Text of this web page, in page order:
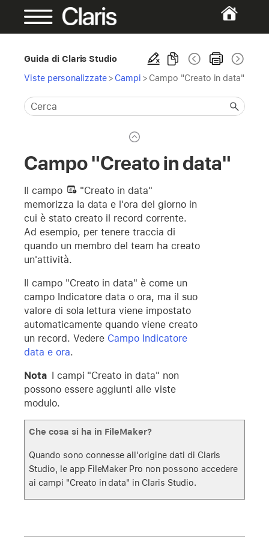
Guida di Claris Studio
Viste personalizzate> Campi > Campo "Creato in data"
Campo "Creato in data"
Il campo
"Creato in data"
memorizza la data e l'ora del giorno in
cui è stato creato il record corrente.
Ad esempio, per tenere traccia di
quando un membro del team ha creato
un'attività.
Il campo "Creato in data" è come un
campo Indicatore data o ora, ma il suo
valore di sola lettura viene impostato
automaticamente quando viene creato
un record. Vedere Campo Indicatore
data e ora.
Nota I campi "Creato in data" non
possono essere aggiunti alle viste
modulo.
Che cosa si ha in FileMaker?
Quando sono connesse all'origine dati di Claris
Studio, le app FileMaker Pro non possono accedere
ai campi "Creato in data" in Claris Studio.